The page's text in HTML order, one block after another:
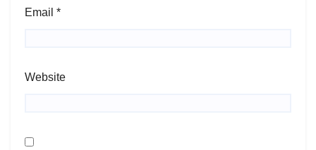
Email *
Website